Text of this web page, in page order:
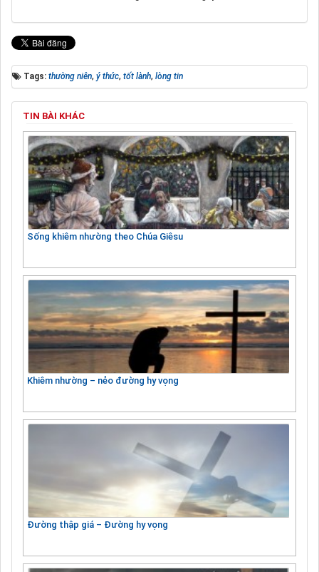
Tags: thường niên, ý thức, tốt lành, lòng tin
TIN BÀI KHÁC
Sống khiêm nhường theo Chúa Giêsu
Khiêm nhường – nẻo đường hy vọng
Đường thập giá – Đường hy vọng